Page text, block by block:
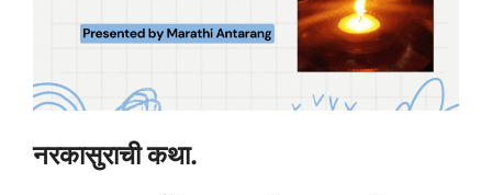
नरकासुराची कथा.